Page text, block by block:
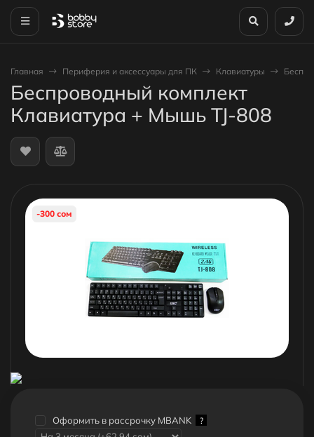
Главная Периферия и аксессуары для ПК Клавиатуры
Беспроводный комплект
Клавиатура + Мышь TJ-808
-300 сом
Оформить в рассрочку MBANK ?